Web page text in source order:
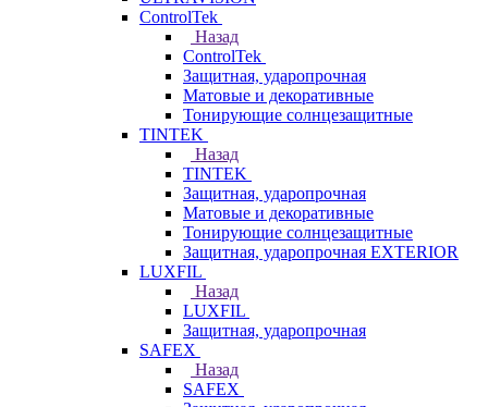
ControlTek
Назад
ControlTek
Защитная, ударопрочная
Матовые и декоративные
Тонирующие солнцезащитные
TINTEK
Назад
TINTEK
Защитная, ударопрочная
Матовые и декоративные
Тонирующие солнцезащитные
Защитная, ударопрочная EXTERIOR
LUXFIL
Назад
LUXFIL
Защитная, ударопрочная
SAFEX
Назад
SAFEX